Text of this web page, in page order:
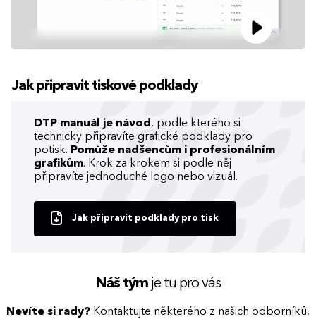
Jak připravit tiskové podklady
DTP manuál je návod , podle kterého si
technicky připravíte grafické podklady pro
potisk. Pomůže nadšencům i profesionálním
grafikům. Krok za krokem si podle něj
připravíte jednoduché logo nebo vizuál.
Jak připravit podklady pro tisk
Náš týmje tu pro vás
Nevíte si rady? Kontaktujte některého z našich odborníků,